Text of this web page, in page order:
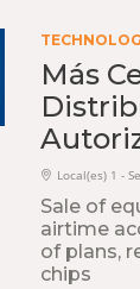
Más
Local(es) 1 -
Sale of
airtime
of plans,
chips